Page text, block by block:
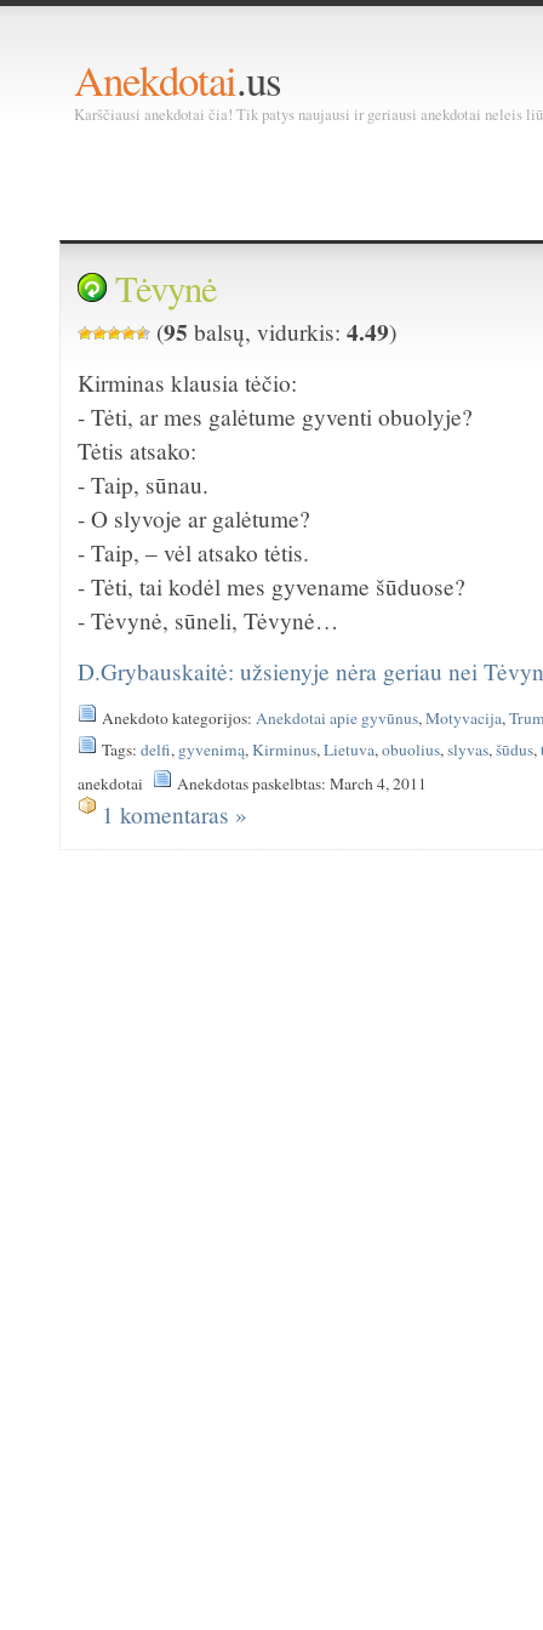
Anekdotai.us
Karščiausi anekdotai čia! Tik patys naujausi ir geriausi anekdotai neleis
Tėvynė
(95 balsų, vidurkis:4.49)
Kirminas klausia tėčio:
- Tėti, ar mes galėtume gyventi obuolyje?
Tėtis atsako:
- Taip, sūnau.
- O slyvoje ar galėtume?
- Taip, – vėl atsako tėtis.
- Tėti, tai kodėl mes gyvename šūduose?
- Tėvynė, sūneli, Tėvynė…
D.Grybauskaitė: užsienyje nėra geriau nei
Anekdoto kategorijos:Anekdotai apie gyvūnus,Motyvacija,
Tags:delfi, gyvenimą,Kirminus,Lietuva,obuolius,slyvas,šūdus,
anekdotai
Anekdotas paskelbtas: March 4, 2011
1 komentaras »